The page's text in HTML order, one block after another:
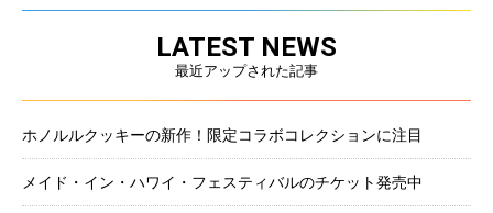
LATEST NEWS
最近アップされた記事
ホノルルクッキーの新作！限定コラボコレクションに注目
メイド・イン・ハワイ・フェスティバルのチケット発売中